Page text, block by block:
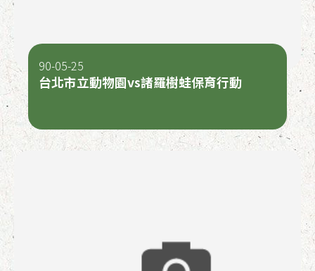
台北市立動物園vs諸羅樹蛙保育行動
90-05-25